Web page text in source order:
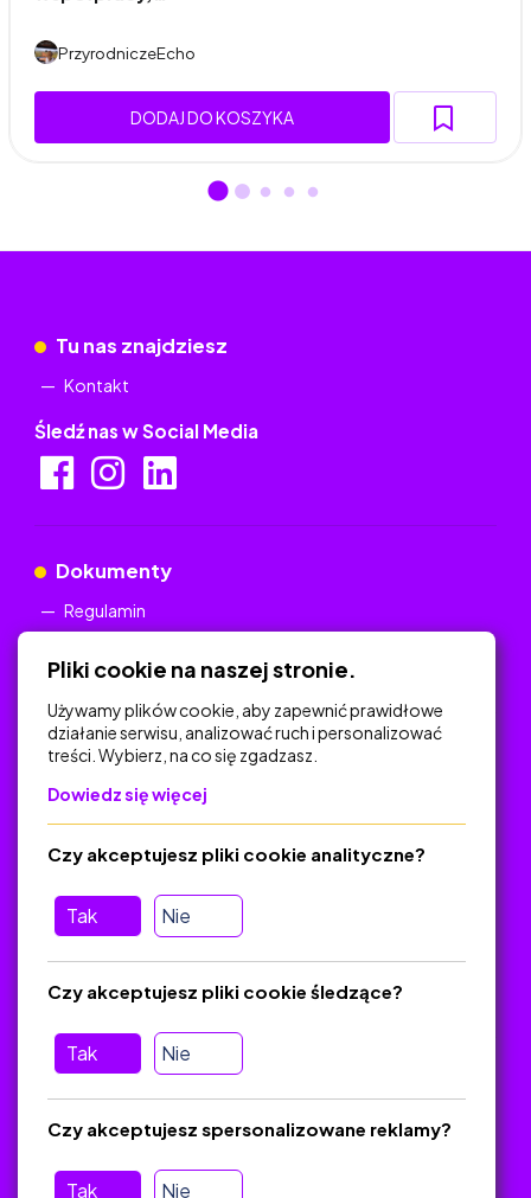
PrzyrodniczeEcho
DODAJ DO KOSZYKA
Tu nas znajdziesz
Kontakt
Śledź nas w Social Media
Dokumenty
Regulamin
Na skróty
Polityka Prywatności
Regulamin
O platformie
Baza materiałów dydaktycznych
Jak zostać autorem
FAQ
wiadomość nie trafiła do folderu SPAM)
Pliki cookie na naszej stronie.
Używamy plików cookie, aby zapewnić prawidłowe
działanie serwisu, analizować ruch i personalizować
treści. Wybierz, na co się zgadzasz.
Dowiedz się więcej
Tak Nie
Czy akceptujesz pliki cookie analityczne?
Tak Nie
Czy akceptujesz pliki cookie śledzące?
Tak Nie
Czy akceptujesz spersonalizowane reklamy?